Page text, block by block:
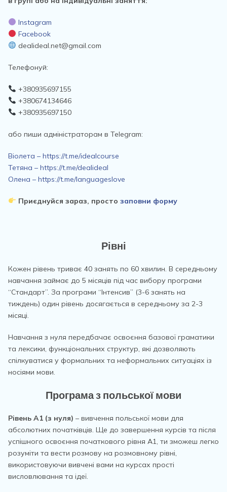
Instagram
Facebook
dealideal.net@gmail.com
Телефонуй:
+380935697155
+380674134646
+380935697150
або пиши адміністраторам в Telegram:
Віолета – https://t.me/idealcourse
Тетяна – https://t.me/dealideal
Олена – https://t.me/languageslove
Приєднуйся зараз, просто заповни форму
Рівні
Кожен рівень триває 40 занять по 60 хвилин. В середньому
навчання займає до 5 місяців під час вибору програми
“Стандарт”. За програми “Інтенсив” (3-6 занять на
тиждень) один рівень досягається в середньому за 2-3
місяці.
Навчання з нуля передбачає освоєння базової граматики
та лексики, функціональних структур, які дозволяють
спілкуватися у формальних та неформальних ситуаціях із
носіями мови.
Програма з польської мови
Рівень А1 (з нуля) – вивчення польської мови для
абсолютних початківців. Ще до завершення курсів та після
успішного освоєння початкового рівня А1, ти зможеш легко
розуміти та вести розмову на розмовному рівні,
використовуючи вивчені вами на курсах прості
висловлювання та ідеї.